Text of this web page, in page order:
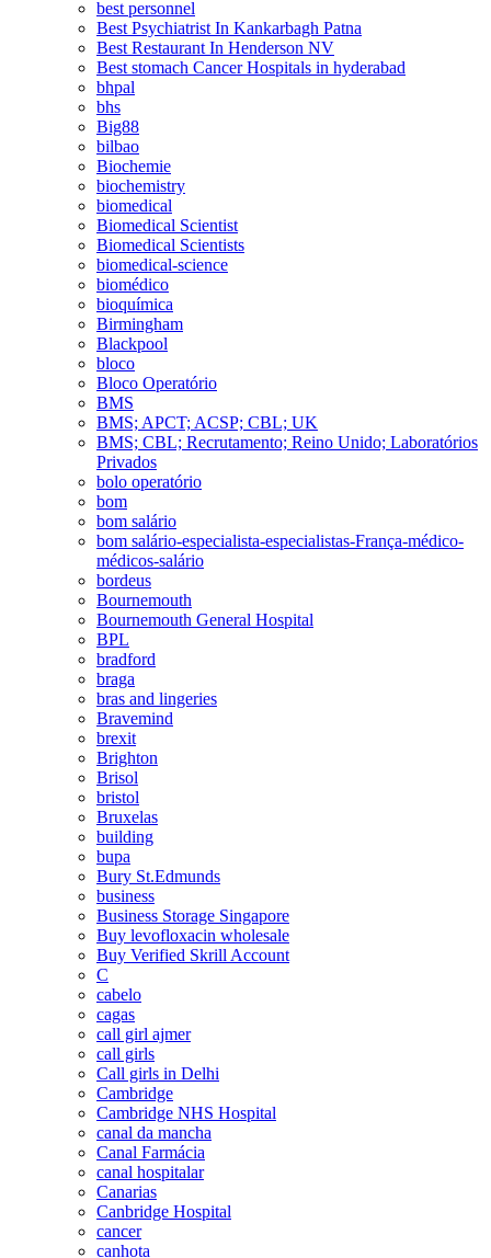
best personnel
Best Psychiatrist In Kankarbagh Patna
Best Restaurant In Henderson NV
Best stomach Cancer Hospitals in hyderabad
bhpal
bhs
Big88
bilbao
Biochemie
biochemistry
biomedical
Biomedical Scientist
Biomedical Scientists
biomedical-science
biomédico
bioquímica
Birmingham
Blackpool
bloco
Bloco Operatório
BMS
BMS; APCT; ACSP; CBL; UK
BMS; CBL; Recrutamento; Reino Unido; Laboratórios
Privados
bolo operatório
bom
bom salário
bom salário-especialista-especialistas-França-médico-
médicos-salário
bordeus
Bournemouth
Bournemouth General Hospital
BPL
bradford
braga
bras and lingeries
Bravemind
brexit
Brighton
Brisol
bristol
Bruxelas
building
bupa
Bury St.Edmunds
business
Business Storage Singapore
Buy levofloxacin wholesale
Buy Verified Skrill Account
C
cabelo
cagas
call girl ajmer
call girls
Call girls in Delhi
Cambridge
Cambridge NHS Hospital
canal da mancha
Canal Farmácia
canal hospitalar
Canarias
Canbridge Hospital
cancer
canhota